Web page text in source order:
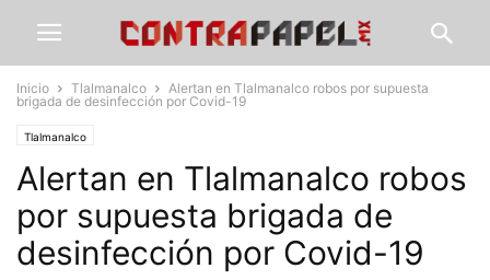
Inicio Tlalmanalco
Alertan en Tlalmanalco robos por supuesta
brigada de desinfección por Covid-19
Tlalmanalco
Alertan en Tlalmanalco robos
por supuesta brigada de
desinfección por Covid-19